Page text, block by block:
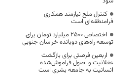
کنترل ملخ نیازمند همکاری
فرامنطقه‌ای است
اختصاص 2500 میلیارد تومان برای
توسعه راه‌های دوبانده خراسان جنوبی
اربعین فرصتی برای بازگشت
عقلانیت و اصول فراموش‌شده
انسانیت به جامعه بشری است